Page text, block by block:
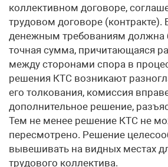
коллективном договоре,
трудовом договоре (контракте).
денежным требованиям должна
точная сумма, причитающаяся
между сторонами спора в
решения КТС возникают
его толкования, комиссия
дополнительное решение,
Тем не менее решение КТС не
пересмотрено. Решение
вывешивать на видных местах
трудового коллектива.